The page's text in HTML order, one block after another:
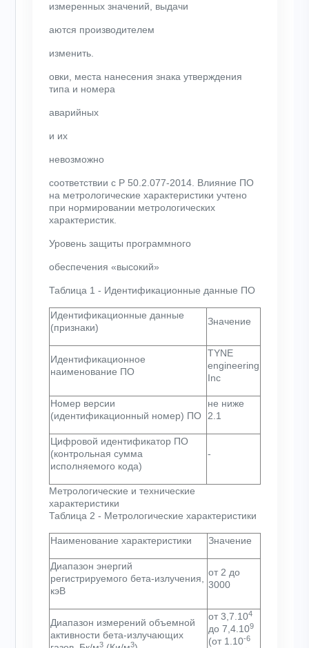
измеренных значений, выдачи
аются производителем
изменить.
овки, места нанесения знака утверждения
типа и номера
аварийных
и их
невозможно
соответствии с Р 50.2.077-2014. Влияние ПО
на метрологические характеристики учтено
при нормировании метрологических
характеристик.
Уровень защиты программного
обеспечения «высокий»
Таблица 1 - Идентификационные данные ПО
Идентификационные данные
(признаки)
Значение
Идентификационное
наименование ПО
TYNE
engineering
Inc
Номер версии
(идентификационный номер) ПО
не ниже
2.1
Цифровой идентификатор ПО
(контрольная сумма
исполняемого кода)
-
Метрологические и технические
характеристики
Таблица 2 - Метрологические характеристики
Наименование характеристики Значение
Диапазон энергий
регистрируемого бета-излучения,
кэВ
от 2 до
3000
Диапазон измерений объемной
активности бета-излучающих
3 3
от 3,7.104
до 7,4.109
(от 1.10-6